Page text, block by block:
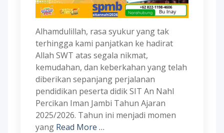
Alhamdulillah, rasa syukur yang tak
terhingga kami panjatkan ke hadirat
Allah SWT atas segala nikmat,
kemudahan, dan keberkahan yang telah
diberikan sepanjang perjalanan
pendidikan peserta didik SIT An Nahl
Percikan Iman Jambi Tahun Ajaran
2025/2026. Tahun ini menjadi momen
yang Read More …